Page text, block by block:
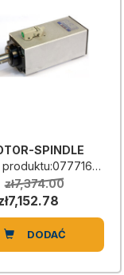
SPINDLE
zł7,374.00
DODAĆ